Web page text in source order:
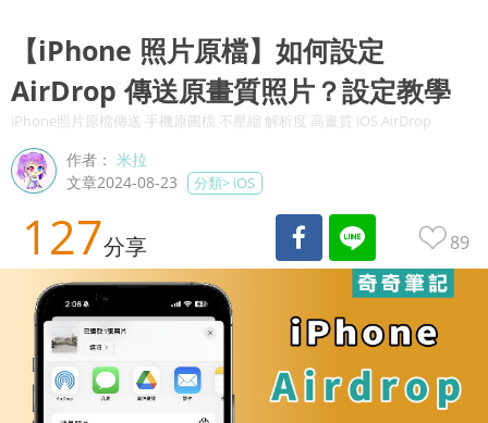
【iPhone 照片原檔】如何設定
AirDrop 傳送原畫質照片？設定教學
iPhone照片原檔傳送 手機原圖檔 不壓縮 解析度 高畫質 iOS AirDrop
作者：米拉
文章2024-08-23
分類> iOS
127分享 89